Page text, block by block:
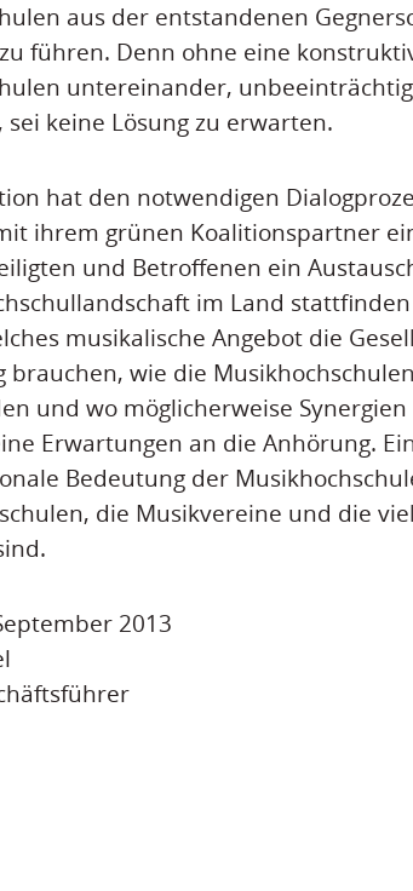
aus der entstandenen
führen. Denn ohne eine
untereinander,
sei keine Lösung zu erwarten.
hat den notwendigen
ihrem grünen Koalitionspartner
und Betroffenen ein
im Land
musikalische Angebot die
wie die
und wo möglicherweise
Erwartungen an die Anhörung.
Bedeutung der
die Musikvereine und die
2013